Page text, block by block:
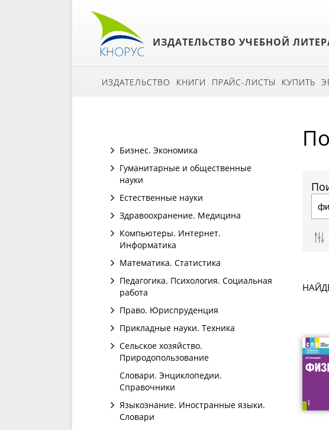
ИЗДАТЕЛЬСТВО УЧЕБНОЙ
ИЗДАТЕЛЬСТВО КНИГИ ПРАЙС-ЛИСТЫ КУПИТЬ
Бизнес. Экономика
Гуманитарные и общественные
науки
Естественные науки
Здравоохранение. Медицина
Компьютеры. Интернет.
Информатика
Математика. Статистика
Педагогика. Психология. Социальная
работа
Право. Юриспруденция
Прикладные науки. Техника
Сельское хозяйство.
Природопользование
Словари. Энциклопедии.
Справочники
Языкознание. Иностранные языки.
Словари